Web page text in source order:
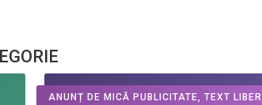
ANUNȚ DE MICĂ PUBLICITATE, TEXT LIBER